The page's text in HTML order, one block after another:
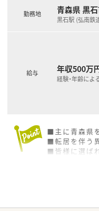
勤務地 青森県 黒
黒石駅 (弘南鉄
給与 年収500万
経験・年齢によ
■主に青森県
■転居を伴う
■皆様に選ば